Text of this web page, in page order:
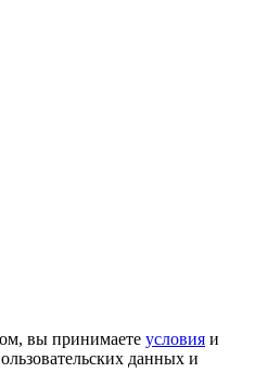
вы принимаете условия и
данных и